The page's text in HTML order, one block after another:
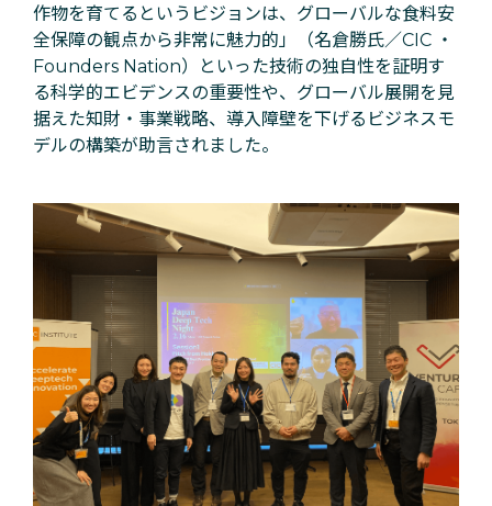
作物を育てるというビジョンは、グローバルな食料安
全保障の観点から非常に魅力的」（名倉勝氏／CIC ・
Founders Nation）といった技術の独自性を証明す
る科学的エビデンスの重要性や、グローバル展開を見
据えた知財・事業戦略、導入障壁を下げるビジネスモ
デルの構築が助言されました。